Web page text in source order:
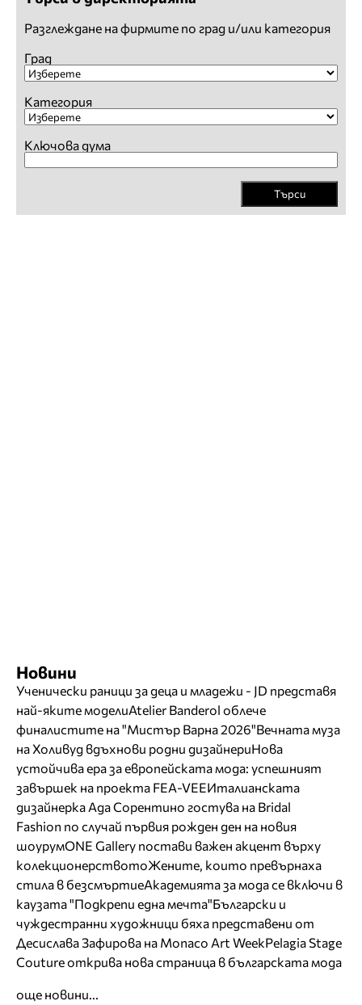
Разглеждане на фирмите по град и/или категория
Град
Категория
Ключова дума
Търси
Новини
Ученически раници за деца и младежи - JD представя
най-яките моделиAtelier Banderol облече
финалистите на "Мистър Варна 2026"Вечната муза
на Холивуд вдъхнови родни дизайнериНова
устойчива ера за европейската мода: успешният
завършек на проекта FEA-VEEИталианската
дизайнерка Ада Сорентино гостува на Bridal
Fashion по случай първия рожден ден на новия
шоурумONE Gallery постави важен акцент върху
колекционерствотоЖените, които превърнаха
стила в безсмъртиеАкадемията за мода се включи в
каузата "Подкрепи една мечта"Български и
чуждестранни художници бяха представени от
Десислава Зафирова на Monaco Art WeekPelagia Stage
Couture открива нова страница в българската мода
още новини...